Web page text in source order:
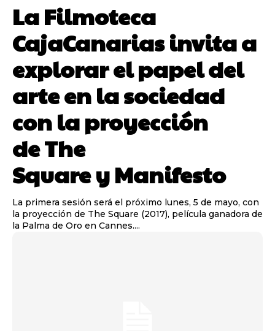
La Filmoteca
CajaCanarias invita a
explorar el papel del
arte en la sociedad
con la proyección
de The
Square y Manifesto
La primera sesión será el próximo lunes, 5 de mayo, con
la proyección de The Square (2017), película ganadora de
la Palma de Oro en Cannes....